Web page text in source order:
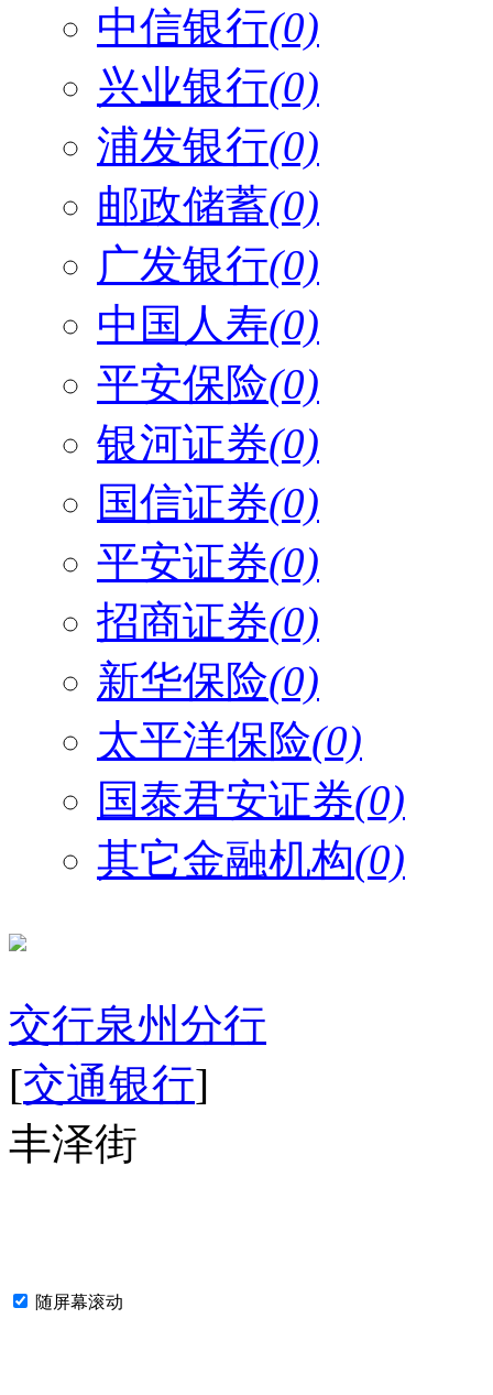
中信银行(0)
兴业银行(0)
浦发银行(0)
邮政储蓄(0)
广发银行(0)
中国人寿(0)
平安保险(0)
银河证券(0)
国信证券(0)
平安证券(0)
招商证券(0)
新华保险(0)
太平洋保险(0)
国泰君安证券(0)
其它金融机构(0)
交行泉州分行
[交通银行]
丰泽街
随屏幕滚动